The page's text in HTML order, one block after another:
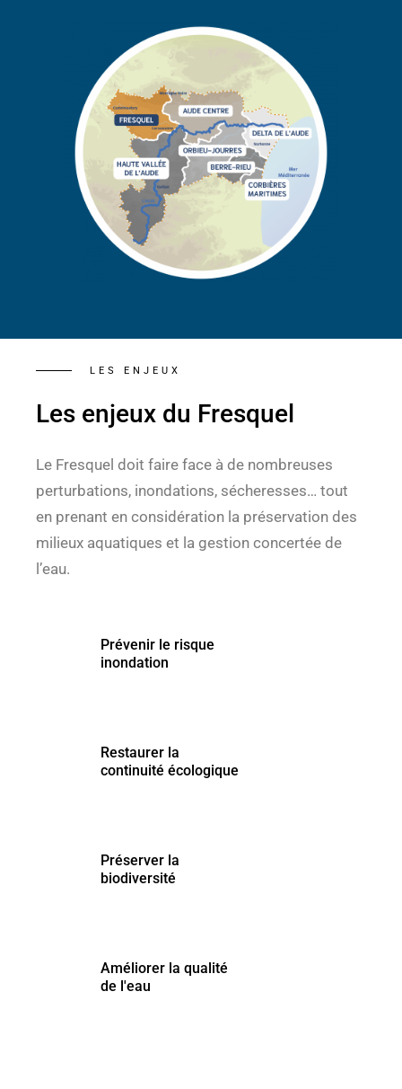
LES ENJEUX
Les enjeux du Fresquel
Le Fresquel doit faire face à de nombreuses
perturbations, inondations, sécheresses… tout
en prenant en considération la préservation des
milieux aquatiques et la gestion concertée de
l’eau.
Prévenir le risque
inondation
Prévenir le risque
inondation
Restaurer la
continuité écologique
Restaurer la
continuité écologique
Préserver la
biodiversité
Préserver la
biodiversité
Améliorer la qualité
de l'eau
Améliorer la qualité
de l'eau